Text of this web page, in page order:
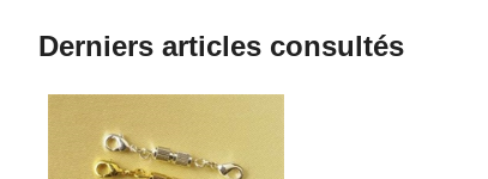
Derniers articles consultés